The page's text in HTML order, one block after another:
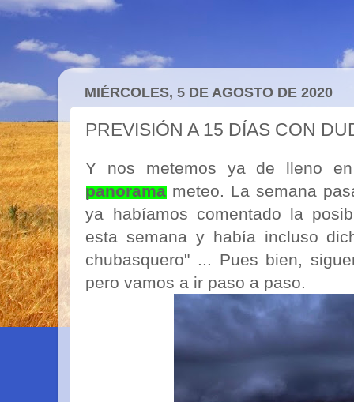
MIÉRCOLES, 5 DE AGOSTO DE 2020
PREVISIÓN A 15 DÍAS CON
Y nos metemos ya de lleno
panoramameteo. La semana
ya habíamos comentado la
esta semana y había incluso
chubasquero" ... Pues bien,
pero vamos a ir paso a paso.